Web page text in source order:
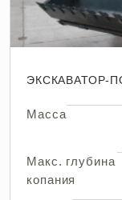
ЭКСКАВАТОР-
Масса
Макс. глубина
копания